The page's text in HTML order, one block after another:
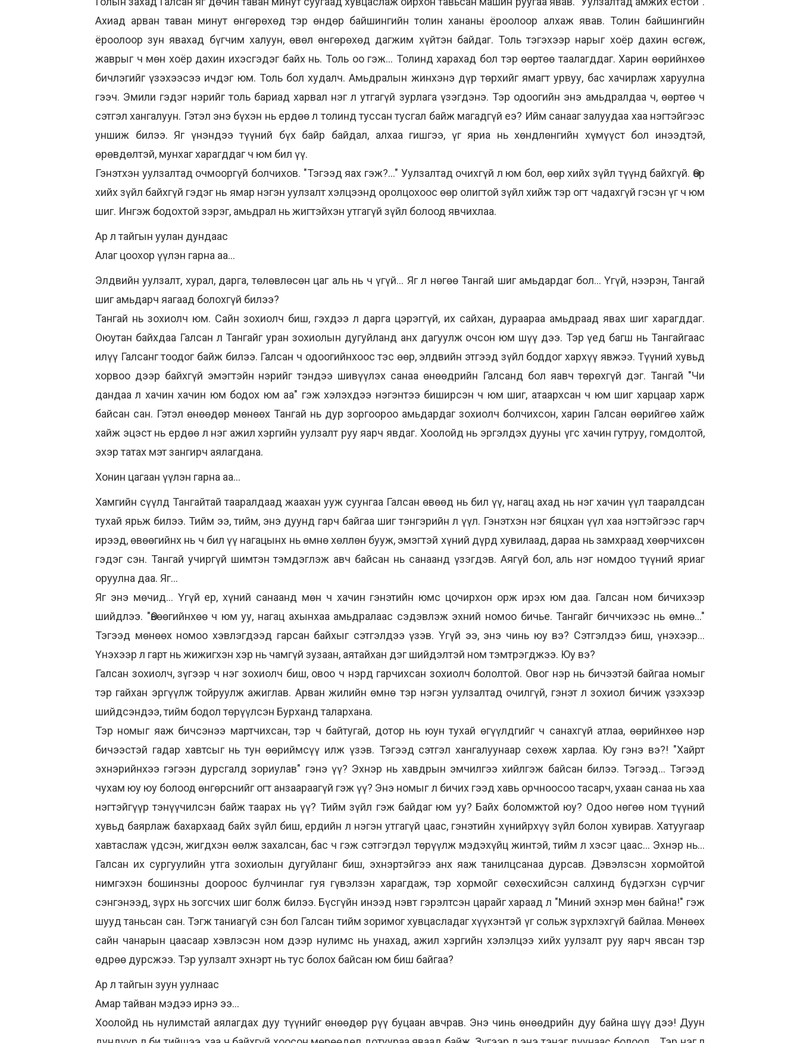
Ахиад арван таван минут өнгөрөхөд тэр өндөр байшингийн толин хананы ёроолоор алхаж явав. Толин байшингийн
ёроолоор зун явахад бүгчим халуун, өвөл өнгөрөхөд дагжим хүйтэн байдаг. Толь тэгэхээр нарыг хоёр дахин өсгөж,
жаврыг ч мөн хоёр дахин ихэсгэдэг байх нь. Толь оо гэж... Толинд харахад бол тэр өөртөө таалагддаг. Харин өөрийнхөө
бичлэгийг үзэхээсээ ичдэг юм. Толь бол худалч. Амьдралын жинхэнэ дүр төрхийг ямагт урвуу, бас хачирлаж харуулна
гээч. Эмили гэдэг нэрийг толь бариад харвал нэг л утгагүй зурлага үзэгдэнэ. Тэр одоогийн энэ амьдралдаа ч, өөртөө ч
сэтгэл хангалуун. Гэтэл энэ бүхэн нь ердөө л толинд туссан тусгал байж магадгүй еэ? Ийм санааг залуудаа хаа нэгтэйгээс
уншиж билээ. Яг үнэндээ түүний бүх байр байдал, алхаа гишгээ, үг яриа нь хөндлөнгийн хүмүүст бол инээдтэй,
өрөвдөлтэй, мунхаг харагддаг ч юм бил үү.
Гэнэтхэн уулзалтад очмооргүй болчихов. "Тэгээд яах гэж?..." Уулзалтад очихгүй л юм бол, өөр хийх зүйл түүнд байхгүй. Өөр
хийх зүйл байхгүй гэдэг нь ямар нэгэн уулзалт хэлцээнд оролцохоос өөр олигтой зүйл хийж тэр огт чадахгүй гэсэн үг ч юм
шиг. Ингэж бодохтой зэрэг, амьдрал нь жигтэйхэн утгагүй зүйл болоод явчихлаа.
Ар л тайгын уулан дундаас
Алаг цоохор үүлэн гарна аа...
Элдвийн уулзалт, хурал, дарга, төлөвлөсөн цаг аль нь ч үгүй... Яг л нөгөө Тангай шиг амьдардаг бол... Үгүй, нээрэн, Тангай
шиг амьдарч яагаад болохгүй билээ?
Тангай нь зохиолч юм. Сайн зохиолч биш, гэхдээ л дарга цэрэггүй, их сайхан, дураараа амьдраад явах шиг харагддаг.
Оюутан байхдаа Галсан л Тангайг уран зохиолын дугуйланд анх дагуулж очсон юм шүү дээ. Тэр үед багш нь Тангайгаас
илүү Галсанг тоодог байж билээ. Галсан ч одоогийнхоос тэс өөр, элдвийн этгээд зүйл боддог хархүү явжээ. Түүний хувьд
хорвоо дээр байхгүй эмэгтэйн нэрийг тэндээ шивүүлэх санаа өнөөдрийн Галсанд бол яавч төрөхгүй дэг. Тангай "Чи
дандаа л хачин хачин юм бодох юм аа" гэж хэлэхдээ нэгэнтээ биширсэн ч юм шиг, атаархсан ч юм шиг харцаар харж
байсан сан. Гэтэл өнөөдөр мөнөөх Тангай нь дур зоргоороо амьдардаг зохиолч болчихсон, харин Галсан өөрийгөө хайж
хайж эцэст нь ердөө л нэг ажил хэргийн уулзалт руу яарч явдаг. Хоолойд нь эргэлдэх дууны үгс хачин гутруу, гомдолтой,
эхэр татах мэт зангирч аялагдана.
Хонин цагаан үүлэн гарна аа...
Хамгийн сүүлд Тангайтай тааралдаад жаахан ууж суунгаа Галсан өвөөд нь бил үү, нагац ахад нь нэг хачин үүл тааралдсан
тухай ярьж билээ. Тийм ээ, тийм, энэ дуунд гарч байгаа шиг тэнгэрийн л үүл. Гэнэтхэн нэг бяцхан үүл хаа нэгтэйгээс гарч
ирээд, өвөөгийнх нь ч бил үү нагацынх нь өмнө хөллөн бууж, эмэгтэй хүний дүрд хувилаад, дараа нь замхраад хөөрчихсөн
гэдэг сэн. Тангай учиргүй шимтэн тэмдэглэж авч байсан нь санаанд үзэгдэв. Аягүй бол, аль нэг номдоо түүний яриаг
оруулна даа. Яг...
Яг энэ мөчид... Үгүй ер, хүний санаанд мөн ч хачин гэнэтийн юмс цочирхон орж ирэх юм даа. Галсан ном бичихээр
шийдлээ. "Өвөөгийнхөө ч юм уу, нагац ахынхаа амьдралаас сэдэвлэж эхний номоо бичье. Тангайг биччихээс нь өмнө..."
Тэгээд мөнөөх номоо хэвлэгдээд гарсан байхыг сэтгэлдээ үзэв. Үгүй ээ, энэ чинь юу вэ? Сэтгэлдээ биш, үнэхээр...
Үнэхээр л гарт нь жижигхэн хэр нь чамгүй зузаан, аятайхан дэг шийдэлтэй ном тэмтрэгджээ. Юу вэ?
Галсан зохиолч, зүгээр ч нэг зохиолч биш, овоо ч нэрд гарчихсан зохиолч бололтой. Овог нэр нь бичээтэй байгаа номыг
тэр гайхан эргүүлж тойруулж ажиглав. Арван жилийн өмнө тэр нэгэн уулзалтад очилгүй, гэнэт л зохиол бичиж үзэхээр
шийдсэндээ, тийм бодол төрүүлсэн Бурханд талархана.
Тэр номыг яаж бичсэнээ мартчихсан, тэр ч байтугай, дотор нь юун тухай өгүүлдгийг ч санахгүй атлаа, өөрийнхөө нэр
бичээстэй гадар хавтсыг нь тун өөриймсүү илж үзэв. Тэгээд сэтгэл хангалуунаар сөхөж харлаа. Юу гэнэ вэ?! "Хайрт
эхнэрийнхээ гэгээн дурсгалд зориулав" гэнэ үү? Эхнэр нь хавдрын эмчилгээ хийлгэж байсан билээ. Тэгээд... Тэгээд
чухам юу юу болоод өнгөрснийг огт анзаараагүй гэж үү? Энэ номыг л бичих гээд хавь орчноосоо тасарч, ухаан санаа нь хаа
нэгтэйгүүр тэнүүчилсэн байж таарах нь үү? Тийм зүйл гэж байдаг юм уу? Байх боломжтой юу? Одоо нөгөө ном түүний
хувьд баярлаж бахархаад байх зүйл биш, ердийн л нэгэн утгагүй цаас, гэнэтийн хүнийрхүү зүйл болон хувирав. Хатуугаар
хавтаслаж үдсэн, жигдхэн өөлж захалсан, бас ч гэж сэтгэгдэл төрүүлж мэдэхүйц жинтэй, тийм л хэсэг цаас... Эхнэр нь...
Галсан их сургуулийн утга зохиолын дугуйланг биш, эхнэртэйгээ анх яаж танилцсанаа дурсав. Дэвэлзсэн хормойтой
нимгэхэн бошинзны доороос булчинлаг гуя гүвэлзэн харагдаж, тэр хормойг сөхөсхийсэн салхинд бүдэгхэн сүрчиг
сэнгэнээд, зүрх нь зогсчих шиг болж билээ. Бүсгүйн инээд нэвт гэрэлтсэн царайг хараад л "Миний эхнэр мөн байна!" гэж
шууд таньсан сан. Тэгж таниагүй сэн бол Галсан тийм зоримог хувцасладаг хүүхэнтэй үг сольж зүрхлэхгүй байлаа. Мөнөөх
сайн чанарын цаасаар хэвлэсэн ном дээр нулимс нь унахад, ажил хэргийн хэлэлцээ хийх уулзалт руу яарч явсан тэр
өдрөө дурсжээ. Тэр уулзалт эхнэрт нь тус болох байсан юм биш байгаа?
Ар л тайгын зуун уулнаас
Амар тайван мэдээ ирнэ ээ...
Хоолойд нь нулимстай аялагдах дуу түүнийг өнөөдөр рүү буцаан авчрав. Энэ чинь өнөөдрийн дуу байна шүү дээ! Дуун